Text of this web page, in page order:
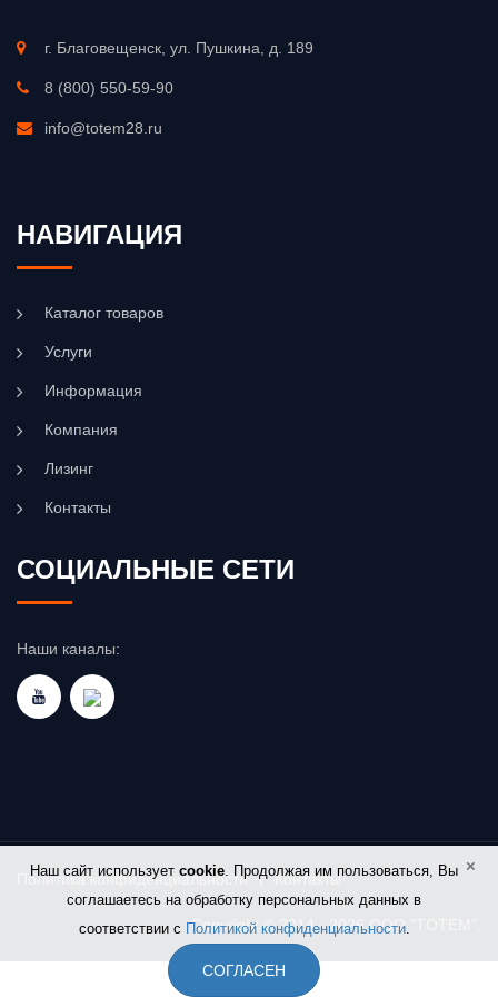
г. Благовещенск, ул. Пушкина, д. 189
8 (800) 550-59-90
info@totem28.ru
НАВИГАЦИЯ
Каталог товаров
Услуги
Информация
Компания
Лизинг
Контакты
СОЦИАЛЬНЫЕ СЕТИ
Наши каналы:
Политика конфиденциальности | Контакты
Copyright © 2014 - 2026 OOO "TOTEM".
×
Наш сайт использует cookie. Продолжая им пользоваться, Вы
соглашаетесь на обработку персональных данных в
соответствии с Политикой конфиденциальности.
СОГЛАСЕН